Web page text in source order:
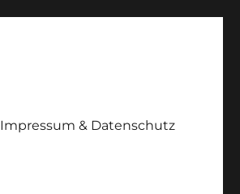
Impressum & Datenschutz